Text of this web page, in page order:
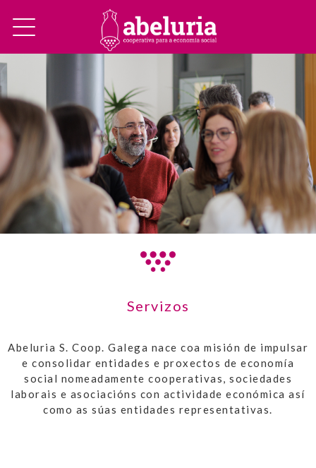
Servizos
Abeluria S. Coop. Galega nace coa misión de impulsar
e consolidar entidades e proxectos de economía
social nomeadamente cooperativas, sociedades
laborais e asociacións con actividade económica así
como as súas entidades representativas.